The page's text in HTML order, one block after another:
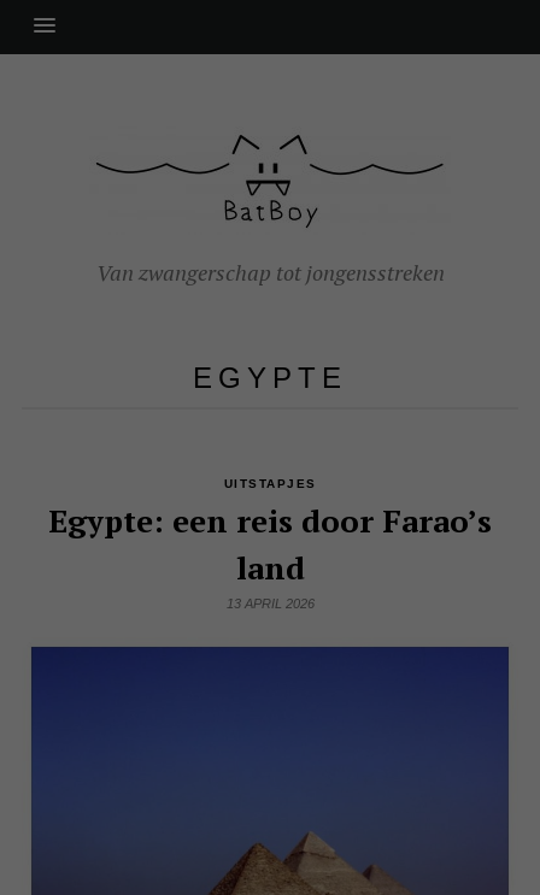
Van zwangerschap tot jongensstreken
EGYPTE
UITSTAPJES
Egypte: een reis door Farao’s
land
13 APRIL 2026